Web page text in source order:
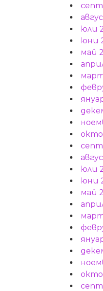
юли
юни
май
юли
юни
май